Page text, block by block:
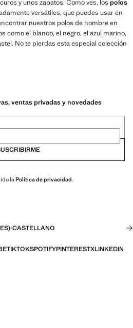
y unos zapatos. Como ves, los polos
versátiles, que puedes usar en
nuestros polos de hombre en
como el blanco, el negro, el azul marino,
No te pierdas esta especial colección
ventas privadas y novedades
la Política de privacidad.
·CASTELLANO
TIKTOKSPOTIFYPINTERESTXLINKEDIN